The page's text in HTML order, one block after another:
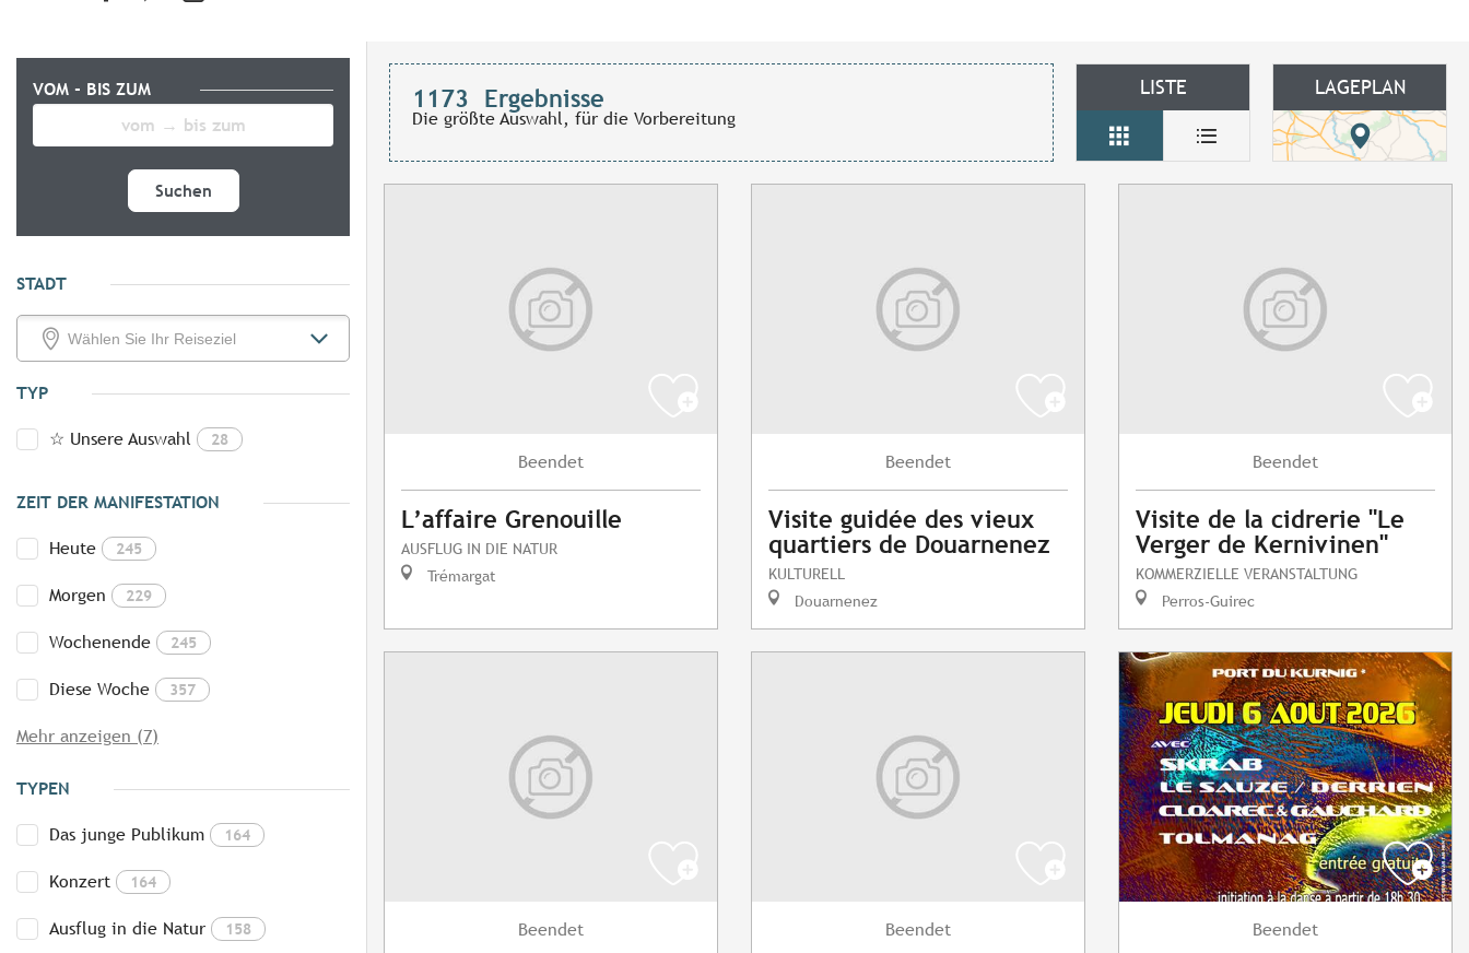
VOM - BIS ZUM
Suchen
STADT
TYP
☆ Unsere Auswahl 28
ZEIT DER MANIFESTATION
Heute 245
Morgen 229
Wochenende 245
Diese Woche 357
Mehr anzeigen (7)
TYPEN
Das junge Publikum 164
Konzert 164
Ausflug in die Natur 158
1173 Ergebnisse
Die größte Auswahl, für die Vorbereitung
LISTE LAGEPLAN
Beendet
L’affaire Grenouille
AUSFLUG IN DIE NATUR
Trémargat
Beendet
Visite guidée des vieux
quartiers de Douarnenez
KULTURELL
Douarnenez
Beendet
Visite de la cidrerie "Le
Verger de Kernivinen"
KOMMERZIELLE VERANSTALTUNG
Perros-Guirec
Beendet Beendet Beendet